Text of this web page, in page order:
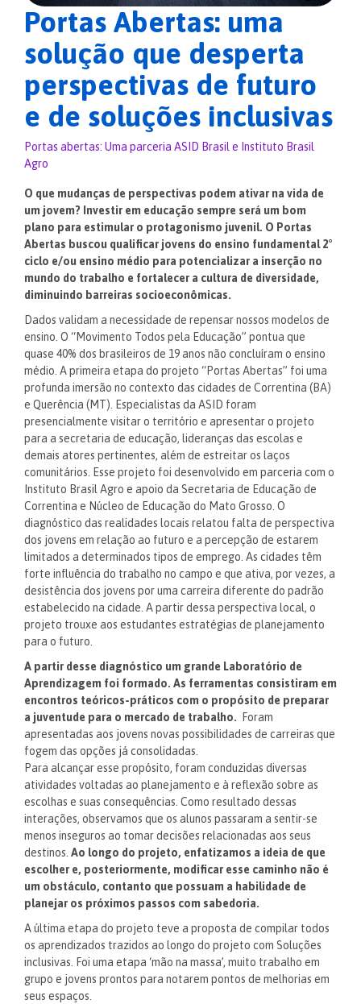
Portas Abertas: uma
solução que desperta
perspectivas de futuro
e de soluções inclusivas
Portas abertas: Uma parceria ASID Brasil e Instituto Brasil
Agro
O que mudanças de perspectivas podem ativar na vida de
um jovem? Investir em educação sempre será um bom
plano para estimular o protagonismo juvenil. O Portas
Abertas buscou qualificar jovens do ensino fundamental 2°
ciclo e/ou ensino médio para potencializar a inserção no
mundo do trabalho e fortalecer a cultura de diversidade,
diminuindo barreiras socioeconômicas.
Dados validam a necessidade de repensar nossos modelos de
ensino. O “Movimento Todos pela Educação” pontua que
quase 40% dos brasileiros de 19 anos não concluíram o ensino
médio. A primeira etapa do projeto “Portas Abertas” foi uma
profunda imersão no contexto das cidades de Correntina (BA)
e Querência (MT). Especialistas da ASID foram
presencialmente visitar o território e apresentar o projeto
para a secretaria de educação, lideranças das escolas e
demais atores pertinentes, além de estreitar os laços
comunitários. Esse projeto foi desenvolvido em parceria com o
Instituto Brasil Agro e apoio da Secretaria de Educação de
Correntina e Núcleo de Educação do Mato Grosso. O
diagnóstico das realidades locais relatou falta de perspectiva
dos jovens em relação ao futuro e a percepção de estarem
limitados a determinados tipos de emprego. As cidades têm
forte influência do trabalho no campo e que ativa, por vezes, a
desistência dos jovens por uma carreira diferente do padrão
estabelecido na cidade. A partir dessa perspectiva local, o
projeto trouxe aos estudantes estratégias de planejamento
para o futuro.
A partir desse diagnóstico um grande Laboratório de
Aprendizagem foi formado. As ferramentas consistiram em
encontros teóricos-práticos com o propósito de preparar
a juventude para o mercado de trabalho.
Foram
apresentadas aos jovens novas possibilidades de carreiras que
fogem das opções já consolidadas.
Para alcançar esse propósito, foram conduzidas diversas
atividades voltadas ao planejamento e à reflexão sobre as
escolhas e suas consequências. Como resultado dessas
interações, observamos que os alunos passaram a sentir-se
menos inseguros ao tomar decisões relacionadas aos seus
destinos. Ao longo do projeto, enfatizamos a ideia de que
escolher e, posteriormente, modificar esse caminho não é
um obstáculo, contanto que possuam a habilidade de
planejar os próximos passos com sabedoria.
A última etapa do projeto teve a proposta de compilar todos
os aprendizados trazidos ao longo do projeto com Soluções
inclusivas. Foi uma etapa ‘mão na massa’, muito trabalho em
grupo e jovens prontos para notarem pontos de melhorias em
seus espaços.